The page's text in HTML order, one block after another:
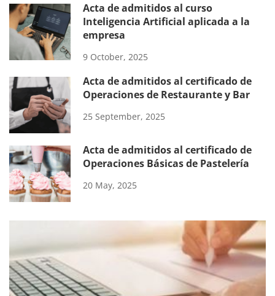
Acta de admitidos al curso
Inteligencia Artificial aplicada a la
empresa
9 October, 2025
Acta de admitidos al certificado de
Operaciones de Restaurante y Bar
25 September, 2025
Acta de admitidos al certificado de
Operaciones Básicas de Pastelería
20 May, 2025